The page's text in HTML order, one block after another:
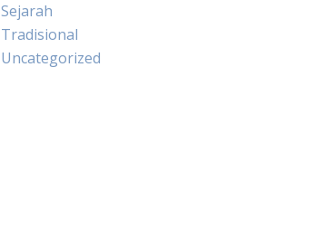
Sejarah
Tradisional
Uncategorized